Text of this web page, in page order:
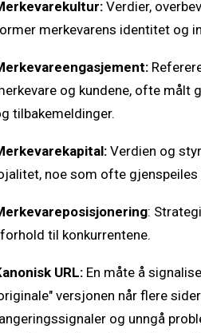
Verdier,
merkevarens identitet og
og kundene, ofte
tilbakemeldinger.
Verdien og
noe som ofte
:
til konkurrentene.
URL: En måte å
versjonen når flere
og unngå